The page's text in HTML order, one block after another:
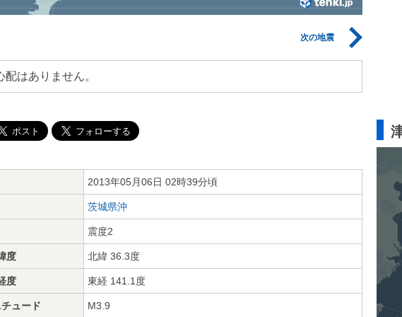
次の地震
はありません。
2013年05月06日 02時39分頃
茨城県沖
震度2
度 北緯 36.3度
度 東経 141.1度
ュード M3.9